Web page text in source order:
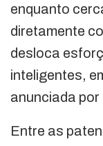
enquanto
diretamente
desloca
inteligentes,
anunciada por
Entre as